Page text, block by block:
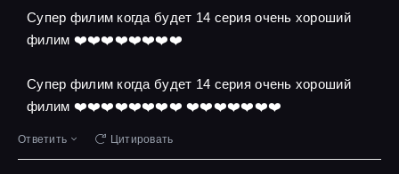
Супер филим когда будет 14 серия очень хороший
филим ❤️❤️❤️❤️❤️❤️❤️❤️
Супер филим когда будет 14 серия очень хороший
филим ❤️❤️❤️❤️❤️❤️❤️❤️ ❤️❤️❤️❤️❤️❤️❤️
Ответить Цитировать